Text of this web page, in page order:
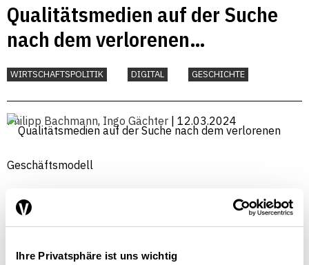
Ihre Privatsphäre ist uns wichtig
Qualitätsmedien auf der Suche
nach dem verlorenen
Geschäftsmodell
WIRTSCHAFTSPOLITIK DIGITAL GESCHICHTE
Philipp Bachmann, Ingo Gächter | 12.03.2024